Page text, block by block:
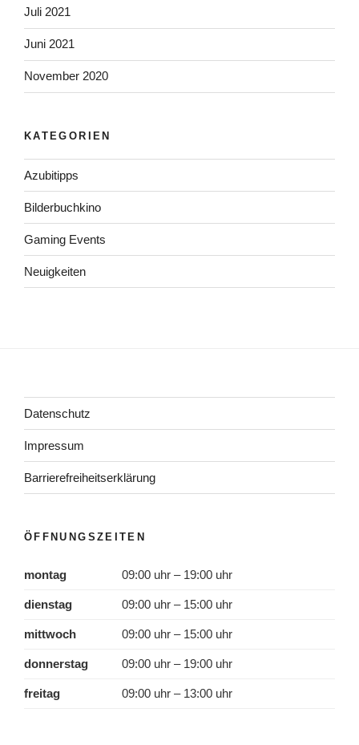
Juli 2021
Juni 2021
November 2020
KATEGORIEN
Azubitipps
Bilderbuchkino
Gaming Events
Neuigkeiten
Datenschutz
Impressum
Barrierefreiheitserklärung
ÖFFNUNGSZEITEN
montag 09:00 uhr – 19:00 uhr
dienstag 09:00 uhr – 15:00 uhr
mittwoch 09:00 uhr – 15:00 uhr
donnerstag 09:00 uhr – 19:00 uhr
freitag 09:00 uhr – 13:00 uhr